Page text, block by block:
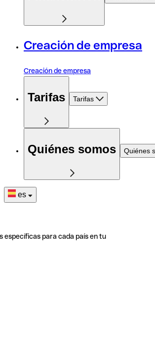
Creación de empresa
Creación de empresa
Tarifas Tarifas
Quiénes somos Quiénes
es
específicas para cada país en tu